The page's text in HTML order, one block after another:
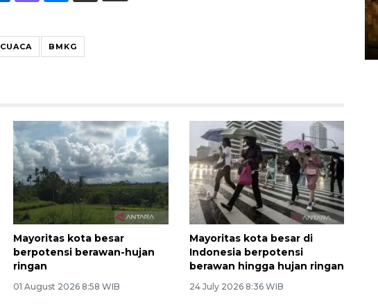
CUACA BMKG
Mayoritas kota besar
berpotensi berawan-hujan
ringan
01 August 2026 8:58 WIB
Mayoritas kota besar di
Indonesia berpotensi
berawan hingga hujan ringan
24 July 2026 8:36 WIB